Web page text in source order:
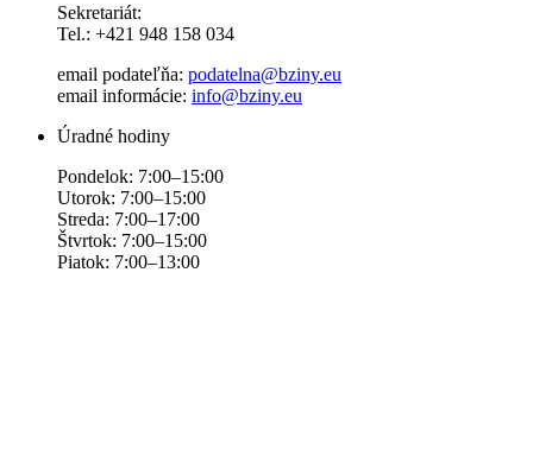
Sekretariát:
Tel.: +421 948 158 034
email podateľňa: podatelna@bziny.eu
email informácie: info@bziny.eu
Úradné hodiny
Pondelok: 7:00–15:00
Utorok: 7:00–15:00
Streda: 7:00–17:00
Štvrtok: 7:00–15:00
Piatok: 7:00–13:00